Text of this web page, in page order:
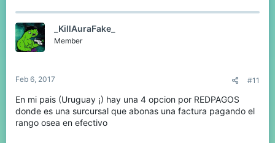
c
i
o
n
_KillAuraFake_
Member
Feb 6, 2017 #11
En mi pais (Uruguay ¡) hay una 4 opcion por REDPAGOS
donde es una surcursal que abonas una factura pagando el
rango osea en efectivo